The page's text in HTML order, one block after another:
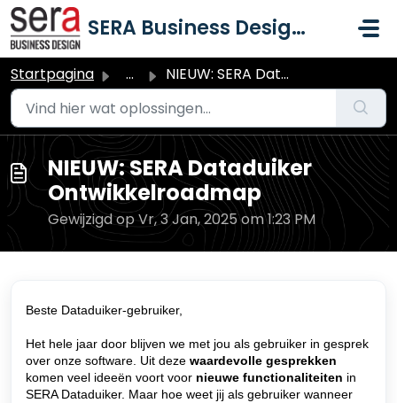
Doorgaan naar hoofdinhoud
SERA Business Design B.V.
Startpagina ... NIEUW: SERA Dataduiker Ontwikkelroadmap
NIEUW: SERA Dataduiker
Ontwikkelroadmap
Gewijzigd op Vr, 3 Jan, 2025 om 1:23 PM
Beste Dataduiker-gebruiker,
Het hele jaar door blijven we met jou als gebruiker in gesprek
over onze software. Uit deze waardevolle gesprekken
komen veel ideeën voort voor nieuwe functionaliteiten in
SERA Dataduiker. Maar hoe weet jij als gebruiker wanneer